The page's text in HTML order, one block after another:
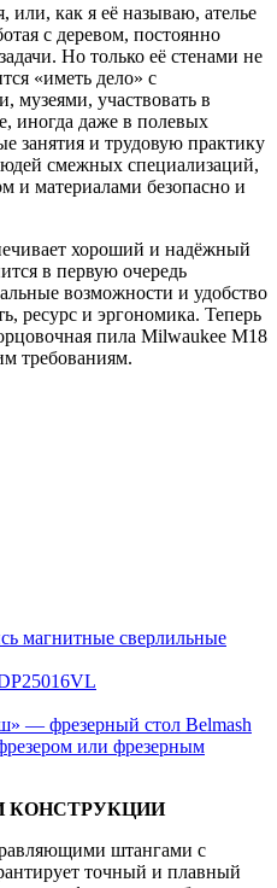
или, как я её называю, ателье
с деревом, постоянно
Но только её стенами не
«иметь дело» с
музеями, участвовать в
иногда даже в полевых
занятия и трудовую практику
смежных специализаций,
и материалами безопасно и
хороший и надёжный
в первую очередь
возможности и удобство
ресурс и эргономика. Теперь
пила Milwaukee M18
требованиям.
магнитные сверлильные
— фрезерный стол Belmash
или фрезерным
КОНСТРУКЦИИ
штангами с
точный и плавный